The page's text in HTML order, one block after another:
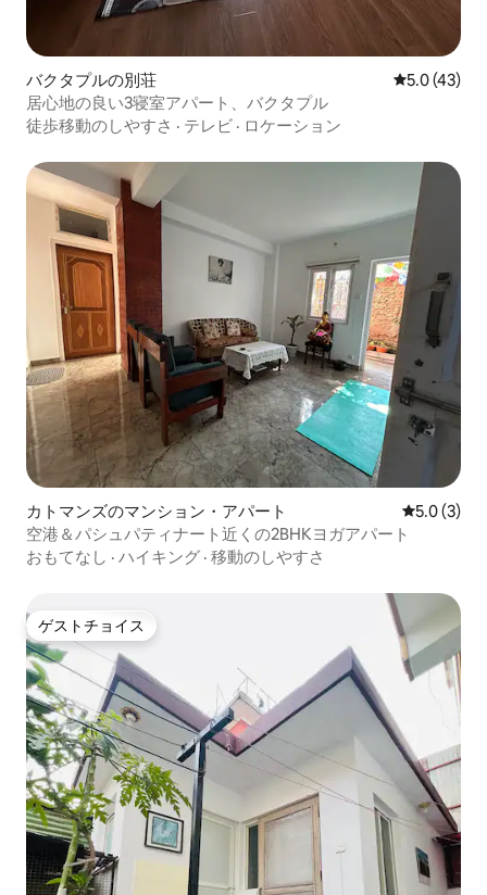
バクタプルの別荘 レビュー43
5.0 (43)
居心地の良い3寝室アパート、バクタプル
徒歩移動のしやすさ · テレビ · ロケーション
カトマンズのマンション・アパート レビュー3
5.0 (3)
空港＆パシュパティナート近くの2BHKヨガアパート
おもてなし · ハイキング · 移動のしやすさ
ゲストチョイス
ゲストチョイス